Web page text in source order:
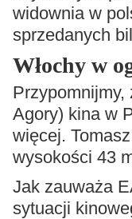
widownia w
sprzedanych
Włochy w
Przypomnijmy,
Agory) kina w
więcej.
wysokości 43
Jak zauważa
sytuacji